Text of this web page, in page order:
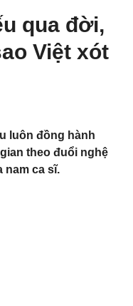
qua đời,
Việt xót
luôn đồng hành
theo đuổi nghệ
nam ca sĩ.